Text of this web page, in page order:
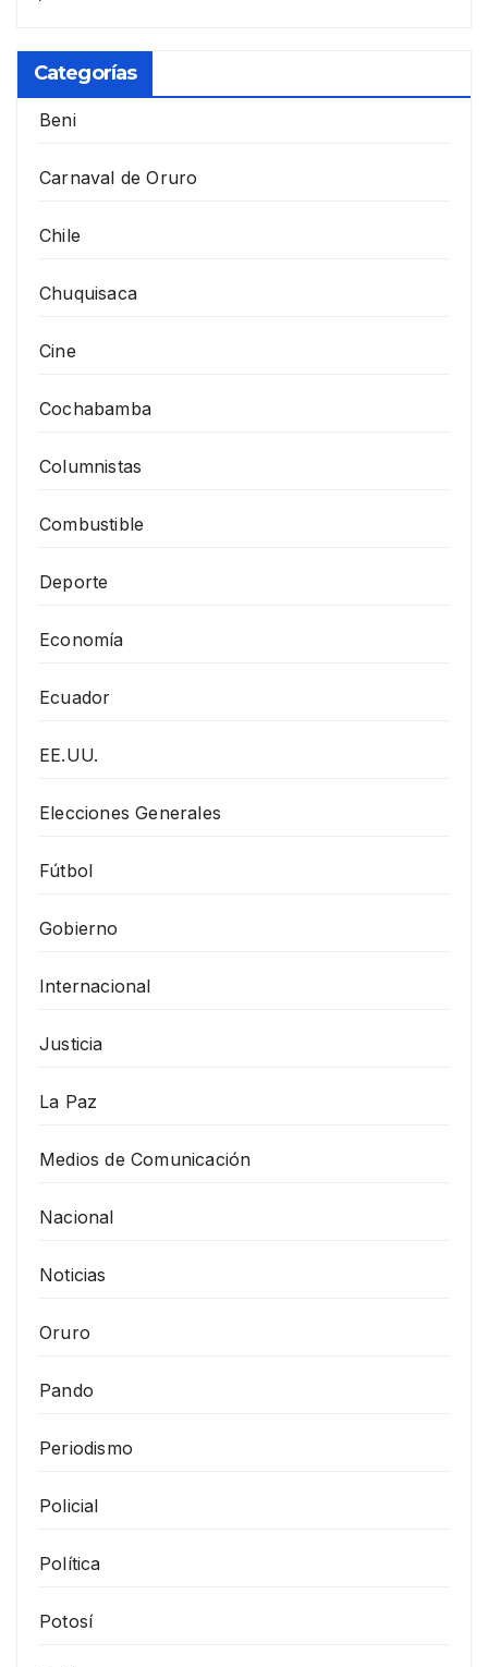
Categorías
Beni
Carnaval de Oruro
Chile
Chuquisaca
Cine
Cochabamba
Columnistas
Combustible
Deporte
Economía
Ecuador
EE.UU.
Elecciones Generales
Fútbol
Gobierno
Internacional
Justicia
La Paz
Medios de Comunicación
Nacional
Noticias
Oruro
Pando
Periodismo
Policial
Política
Potosí